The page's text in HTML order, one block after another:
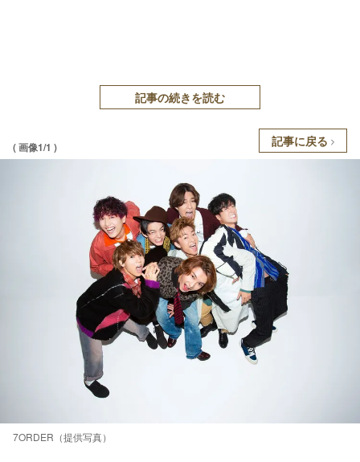
記事の続きを読む
( 画像1/1 ) 記事に戻る
7ORDER（提供写真）